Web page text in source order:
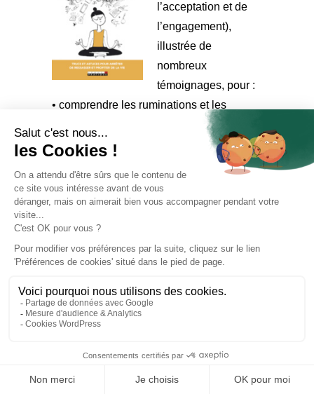
l’acceptation et de
l’engagement),
illustrée de
nombreux
témoignages, pour :
• comprendre les ruminations et les
conséquences néfastes qu’elles peuvent
procurer (anxiété, troubles du sommeil,
mélancolie, troubles de l’humeur, etc.)
• repérer les « pensées hameçons » qui
vont à la pêche de notre attention pour
vampiriser notre esprit
• accueillir nos émotions sans les juger et
• s’ancrer dans le moment présent et
prendre soin de soi grâce à de nombreux
au quotidien.